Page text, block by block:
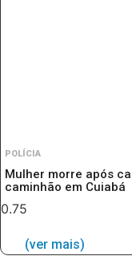
POLÍCIA
Mulher morre após
caminhão em Cuiabá
(ver mais)